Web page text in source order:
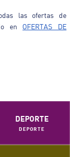
las ofertas de
en OFERTAS DE
DEPORTE
DEPORTE